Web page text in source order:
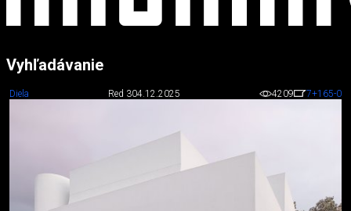
Vyhľadávanie
Diela Red 304.12.2025 4209 7+165-0